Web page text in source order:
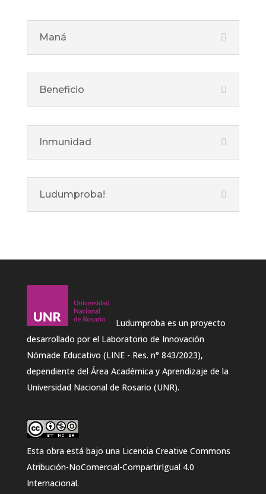
Maná
Beneficio
Inmunidad
Ludumproba!
Ludumproba es un proyecto
desarrollado por el Laboratorio de Innovación
Nómade Educativo (LINE - Res. n° 843/2023),
dependiente del Área Académica y Aprendizaje de la
Universidad Nacional de Rosario (UNR).
Esta obra está bajo una Licencia Creative Commons
Atribución-NoComercial-CompartirIgual 4.0
Internacional.